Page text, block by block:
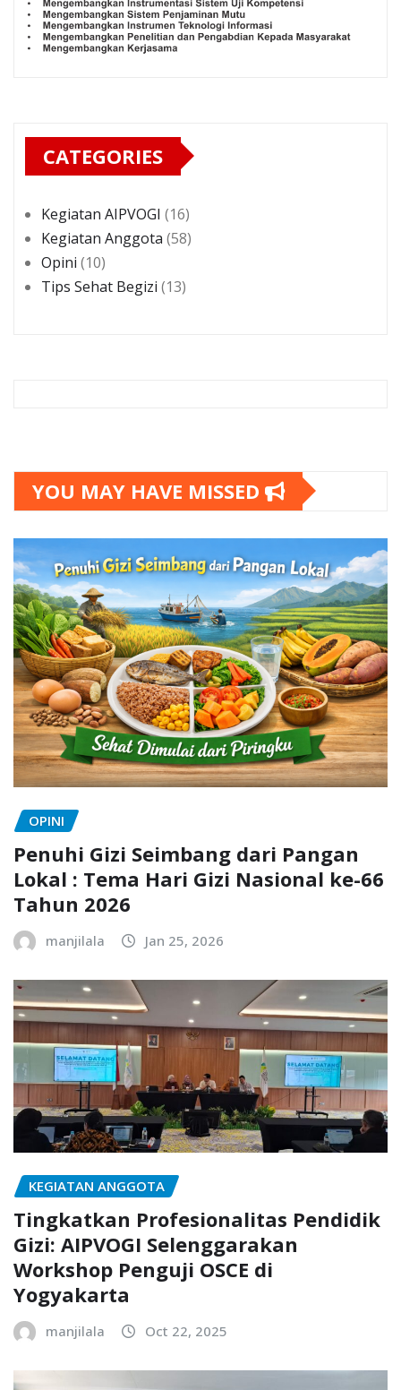
CATEGORIES
Kegiatan AIPVOGI (16)
Kegiatan Anggota (58)
Opini (10)
Tips Sehat Begizi (13)
YOU MAY HAVE MISSED
OPINI
Penuhi Gizi Seimbang dari Pangan
Lokal : Tema Hari Gizi Nasional ke-66
Tahun 2026
manjilala Jan 25, 2026
KEGIATAN ANGGOTA
Tingkatkan Profesionalitas Pendidik
Gizi: AIPVOGI Selenggarakan
Workshop Penguji OSCE di
Yogyakarta
manjilala Oct 22, 2025